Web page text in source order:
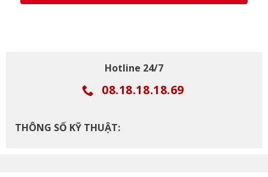
Hotline 24/7
08.18.18.18.69
THÔNG SỐ KỸ THUẬT: